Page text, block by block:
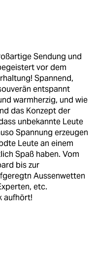
Sendung und
vor dem
Spannend,
entspannt
warmherzig, und wie
das Konzept der
unbekannte Leute
Spannung erzeugen
Leute an einem
Spaß haben. Vom
bis zur
Aussenwetten
etc.
aufhört!